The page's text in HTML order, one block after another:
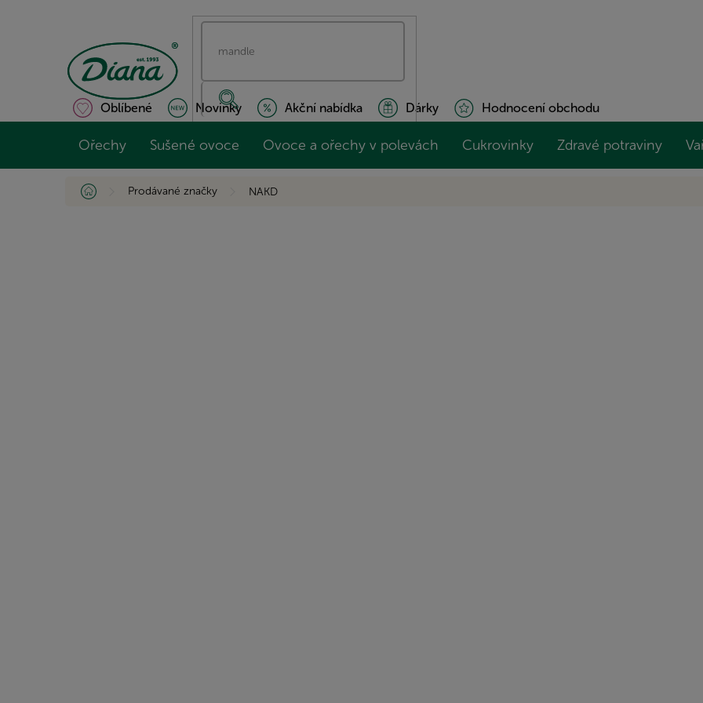
Oblíbené Novinky Akční nabídka Dárky Hodnocení obchodu
Ořechy Sušené ovoce Ovoce a ořechy v polevách Cukrovinky Zdravé potraviny
Domů Prodávané značky NAKD